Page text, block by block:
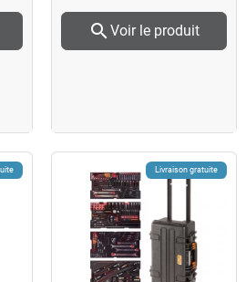
search Voir le produit
Livraison gratuite